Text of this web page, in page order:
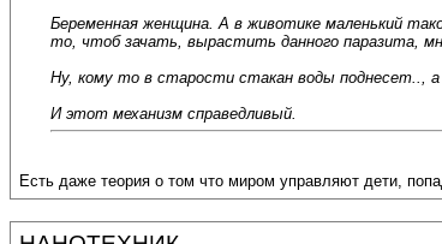
Беременная женщина. А в животике маленький
то, чтоб зачать, вырастить данного паразита,
Ну, кому то в старости стакан воды поднесет..,
И этот механизм справедливый.
Есть даже теория о том что миром управляют дети,